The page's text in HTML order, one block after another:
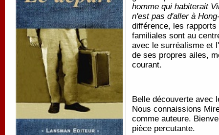
homme qui habiterait
n'est pas d'aller à
différence, les
familiales sont au
avec le surréalisme et
de ses propres ailes,
courant.
Belle découverte avec
Nous connaissions
comme auteure.
pièce percutante.